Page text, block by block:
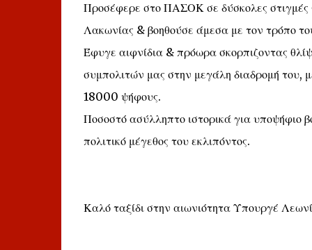
Προσέφερε στο ΠΑΣΟΚ σε δύσκολες στιγμές
Λακωνίας & βοηθούσε άμεσα με τον τρόπο
Έφυγε αιφνίδια & πρόωρα σκορπιζοντας
συμπολιτών μας στην μεγάλη διαδρομή του,
18000 ψήφους.
Ποσοστό ασύλληπτο ιστορικά για
πολιτικό μέγεθος του εκλιπόντος.
Καλό ταξίδι στην αιωνιότητα Υπουργέ